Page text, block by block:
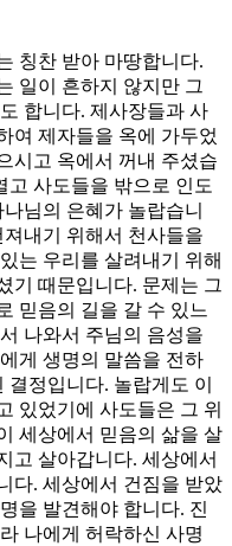
칭찬 받아 마땅합니다.
일이 흔하지 않지만 그
합니다. 제사장들과 사
여 제자들을 옥에 가두었
시고 옥에서 꺼내 주셨습
고 사도들을 밖으로 인도
님의 은혜가 놀랍습니
내기 위해서 천사들을
는 우리를 살려내기 위해
기 때문입니다. 문제는 그
믿음의 길을 갈 수 있느
나와서 주님의 음성을
게 생명의 말씀을 전하
정입니다. 놀랍게도 이
있었기에 사도들은 그 위
세상에서 믿음의 삶을 살
고 살아갑니다. 세상에서
다. 세상에서 건짐을 받았
을 발견해야 합니다. 진
나에게 허락하신 사명